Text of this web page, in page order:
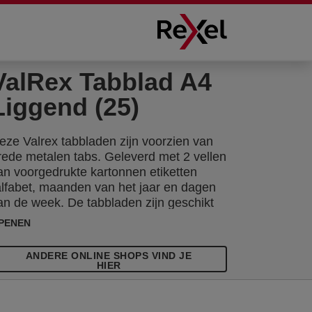
Tabblad A4
(25)
Valrex tabbladen zijn voorzien van
metalen tabs. Geleverd met 2 vellen
voorgedrukte kartonnen etiketten
maanden van het jaar en dagen
de week. De tabbladen zijn geschikt
kaartenbakken met of zonder deksel.
ANDERE ONLINE SHOPS VIND JE
HIER